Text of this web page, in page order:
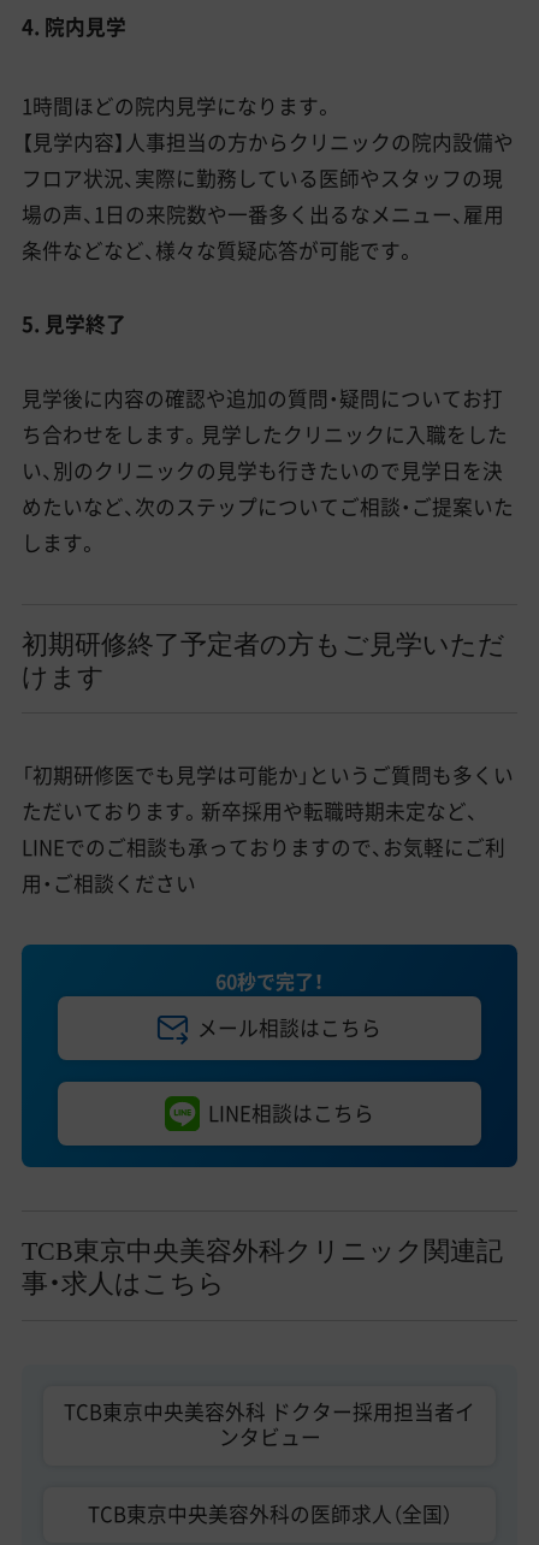
4. 院内見学
1時間ほどの院内見学になります。
【見学内容】人事担当の方からクリニックの院内設備や
フロア状況、実際に勤務している医師やスタッフの現
場の声、1日の来院数や一番多く出るなメニュー、雇用
条件などなど、様々な質疑応答が可能です。
5. 見学終了
見学後に内容の確認や追加の質問・疑問についてお打
ち合わせをします。見学したクリニックに入職をした
い、別のクリニックの見学も行きたいので見学日を決
めたいなど、次のステップについてご相談・ご提案いた
します。
初期研修終了予定者の方もご見学いただ
けます
「初期研修医でも見学は可能か」というご質問も多くい
ただいております。新卒採用や転職時期未定など、
LINEでのご相談も承っておりますので、お気軽にご利
用・ご相談ください
60秒で完了！
メール相談はこちら
LINE相談はこちら
TCB東京中央美容外科クリニック関連記
事・求人はこちら
TCB東京中央美容外科 ドクター採用担当者イ
ンタビュー
TCB東京中央美容外科の医師求人（全国）